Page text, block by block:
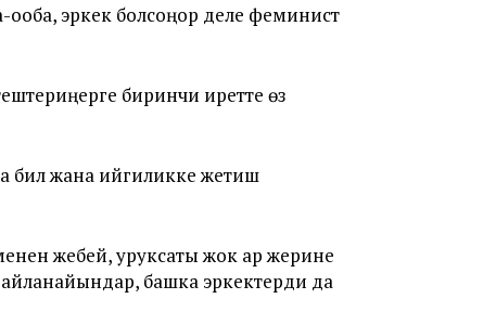
ооба, эркек болсоңор деле феминист
биринчи иретте өз
жана ийгиликке жетишүү
жебей, уруксаты жок ар жерине
башка эркектерди да